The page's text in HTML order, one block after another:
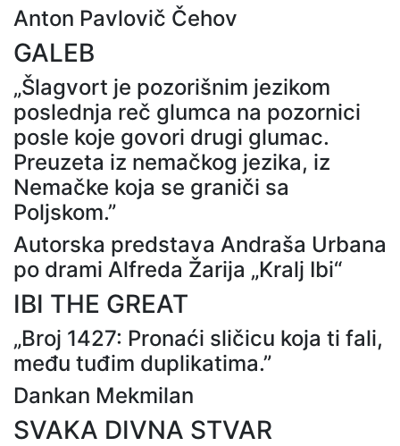
Anton Pavlovič Čehov
GALEB
„Šlagvort je pozorišnim jezikom
poslednja reč glumca na pozornici
posle koje govori drugi glumac.
Preuzeta iz nemačkog jezika, iz
Nemačke koja se graniči sa
Poljskom.”
Autorska predstava Andraša Urbana
po drami Alfreda Žarija „Kralj Ibi“
IBI THE GREAT
„Broj 1427: Pronaći sličicu koja ti fali,
među tuđim duplikatima.”
Dankan Mekmilan
SVAKA DIVNA STVAR